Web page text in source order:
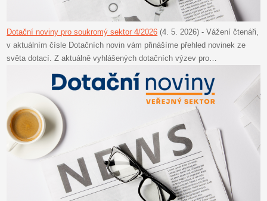
Dotační noviny pro soukromý sektor 4/2026 (4. 5. 2026) - Vážení čtenáři,
v aktuálním čísle Dotačních novin vám přinášíme přehled novinek ze
světa dotací. Z aktuálně vyhlášených dotačních výzev pro…